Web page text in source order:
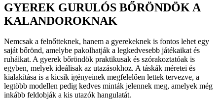
GYEREK GURULÓS BŐRÖNDÖK A
KALANDOROKNAK
Nemcsak a felnőtteknek, hanem a gyerekeknek is fontos lehet egy
saját bőrönd, amelybe pakolhatják a legkedvesebb játékaikat és
ruháikat. A gyerek bőröndök praktikusak és szórakoztatóak is
egyben, melyek ideálisak az utazásokhoz. A táskák méretei és
kialakítása is a kicsik igényeinek megfelelően lettek tervezve, a
legtöbb modellen pedig kedves minták jelennek meg, amelyek még
inkább feldobják a kis utazók hangulatát.